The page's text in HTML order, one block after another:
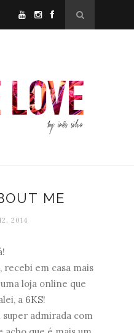
ME
2014
recebi em casa mais
loja online que
a 6KS!
admirada com